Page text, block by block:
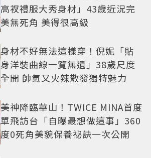
高衩禮服大秀身材」43歲近況完
美無死角 美得很高級
身材不好無法這樣穿！倪妮「貼
身洋裝曲線一覽無遺」38歲尺度
全開 帥氣又火辣散發獨特魅力
美神降臨華山！TWICE MINA首度
單飛訪台「自曝最想做這事」360
度0死角美貌保養祕訣一次公開